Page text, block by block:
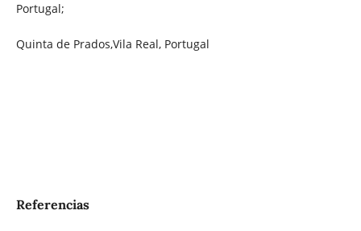
Portugal;
Quinta de Prados,Vila Real, Portugal
Referencias